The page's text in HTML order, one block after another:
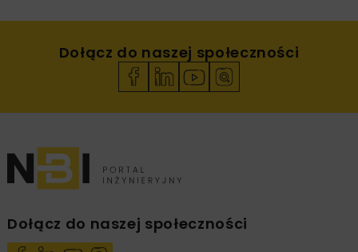
Dołącz do naszej społeczności
Dołącz do naszej społeczności